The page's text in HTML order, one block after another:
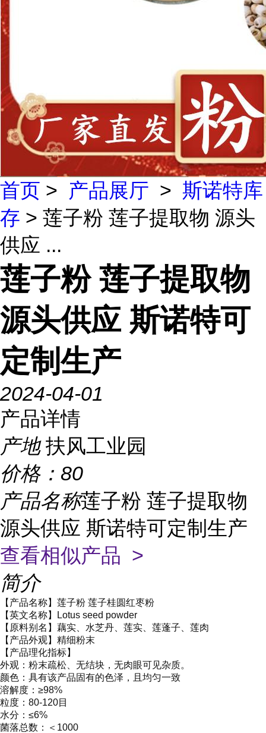
首页 > 产品展厅 > 斯诺特库
存 > 莲子粉 莲子提取物 源头
供应 ...
莲子粉 莲子提取物
源头供应 斯诺特可
定制生产
2024-04-01
产品详情
产地 扶风工业园
价格： 80
产品名称莲子粉 莲子提取物
源头供应 斯诺特可定制生产
查看相似产品 >
简介
【产品名称】莲子粉 莲子桂圆红枣粉
【英文名称】Lotus seed powder
【原料别名】藕实、水芝丹、莲实、莲蓬子、莲肉
【产品外观】精细粉末
【产品理化指标】
外观：粉末疏松、无结块，无肉眼可见杂质。
颜色：具有该产品固有的色泽，且均匀一致
溶解度：≥98%
粒度：80-120目
水分：≤6%
菌落总数：＜1000